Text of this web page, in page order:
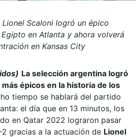
Scaloni logró un épico
en Atlanta y ahora volverá
en Kansas City
La selección argentina logró
épicos en la historia de los
tiempo se hablará del partido
el día que en 13 minutos, los
en Qatar 2022 lograron pasar
2 gracias a la actuación de Lionel